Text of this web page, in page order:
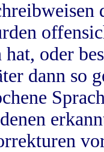
hat, oder
dann so